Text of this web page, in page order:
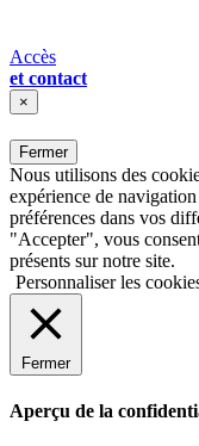
Accès
et contact
×
Fermer
Nous utilisons des
expérience de
préférences dans vos
"Accepter", vous
présents sur notre site.
Personnaliser les
Fermer
Aperçu de la